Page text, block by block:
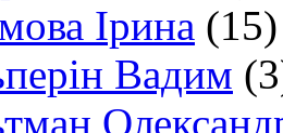
Ірина (15)
Вадим